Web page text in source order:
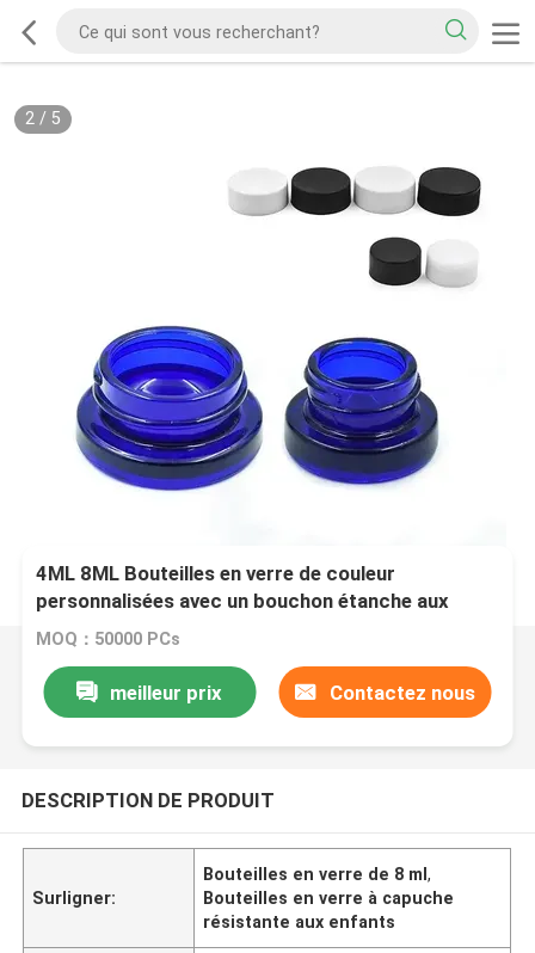
2/ 5
4ML 8ML Bouteilles en verre de couleur
personnalisées avec un bouchon étanche aux
enfants
MOQ：50000 PCs
meilleur prix Contactez nous
DESCRIPTION DE PRODUIT
Surligner:
Bouteilles en verre de 8 ml,
Bouteilles en verre à capuche
résistante aux enfants